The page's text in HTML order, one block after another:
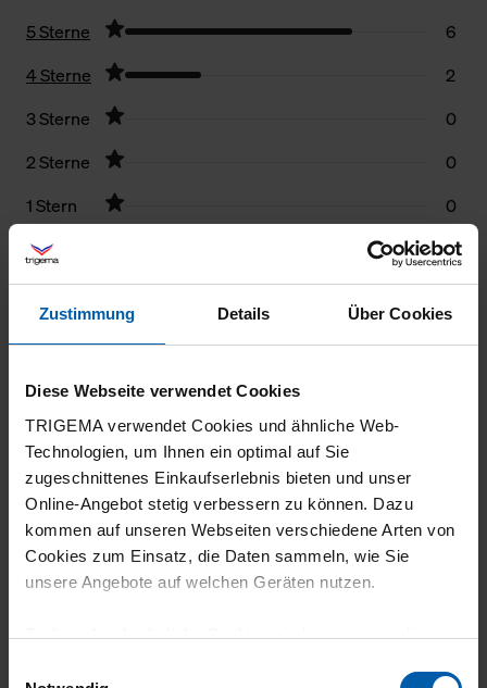
Zustimmung Details Über Cookies
Diese Webseite verwendet Cookies
TRIGEMA verwendet Cookies und ähnliche Web-
Technologien, um Ihnen ein optimal auf Sie
zugeschnittenes Einkaufserlebnis bieten und unser
Online-Angebot stetig verbessern zu können. Dazu
kommen auf unseren Webseiten verschiedene Arten von
Cookies zum Einsatz, die Daten sammeln, wie Sie
unsere Angebote auf welchen Geräten nutzen.
Technisch erforderliche Cookies sind eine notwendige
5 Sterne
6
4 Sterne
2
3 Sterne
0
2 Sterne
0
1 Stern
0
Filter zurücksetzen
11.07.2026
5
Schön
07.07.2026
5
Die Größe passt. Angenehmer Tragegefühl.